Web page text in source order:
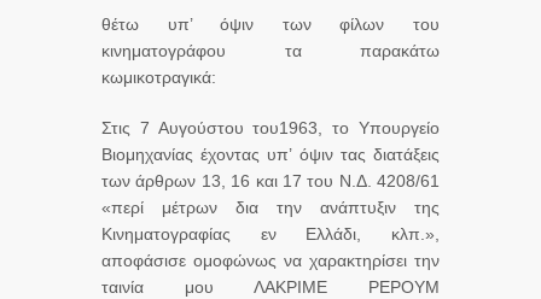
θέτω υπ’ όψιν των φίλων του
κινηματογράφου τα παρακάτω
κωμικοτραγικά:
Στις 7 Αυγούστου του1963, το Υπουργείο
Βιομηχανίας έχοντας υπ’ όψιν τας διατάξεις
των άρθρων 13, 16 και 17 του Ν.Δ. 4208/61
«περί μέτρων δια την ανάπτυξιν της
Κινηματογραφίας εν Ελλάδι, κλπ.»,
αποφάσισε ομοφώνως να χαρακτηρίσει την
ταινία μου ΛΑΚΡΙΜΕ ΡΕΡΟΥΜ